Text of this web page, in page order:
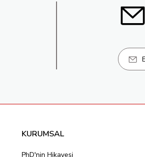
KURUMSAL
PhD'nin Hikayesi